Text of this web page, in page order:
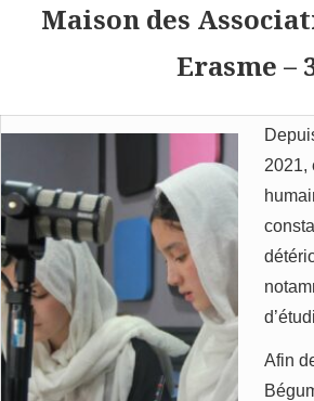
Maison des
Erasme –
2021,
Afin